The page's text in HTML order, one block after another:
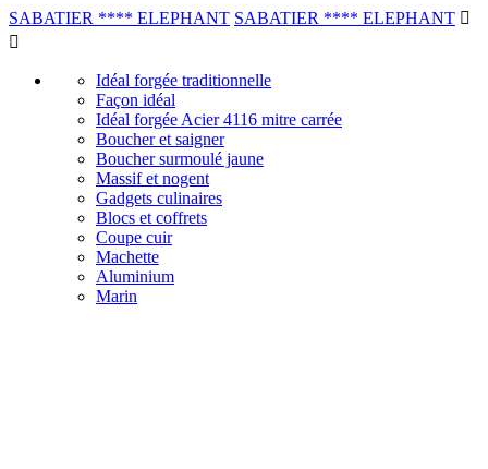
SABATIER **** ELEPHANT SABATIER **** ELEPHANT 

Idéal forgée traditionnelle
Façon idéal
Idéal forgée Acier 4116 mitre carrée
Boucher et saigner
Boucher surmoulé jaune
Massif et nogent
Gadgets culinaires
Blocs et coffrets
Coupe cuir
Machette
Aluminium
Marin